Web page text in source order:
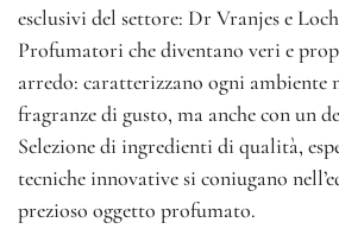
esclusivi del settore: Dr Vranjes e
Profumatori che diventano veri e
arredo: caratterizzano ogni ambiente
fragranze di gusto, ma anche con un
Selezione di ingredienti di qualità,
tecniche innovative si coniugano
prezioso oggetto profumato.